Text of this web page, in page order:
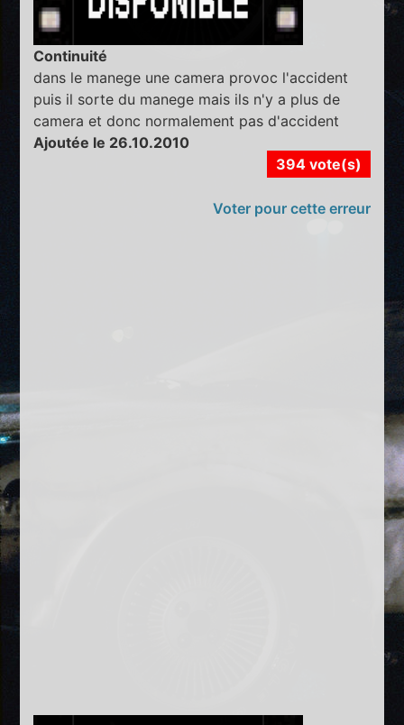
Continuité
dans le manege une camera provoc l'accident
puis il sorte du manege mais ils n'y a plus de
camera et donc normalement pas d'accident
Ajoutée le 26.10.2010
394 vote(s)
Voter pour cette erreur